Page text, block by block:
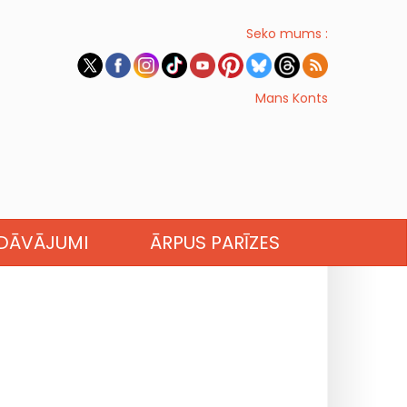
Seko mums :
Mans Konts
ĀRPUS PARĪZES